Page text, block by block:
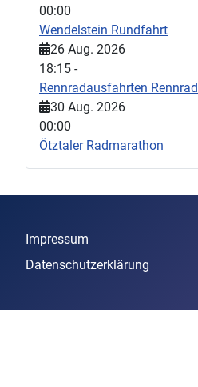
00:00
Wendelstein Rundfahrt
26 Aug. 2026
18:15 -
Rennradausfahrten Rennrad
30 Aug. 2026
00:00
Ötztaler Radmarathon
Impressum
Datenschutzerklärung